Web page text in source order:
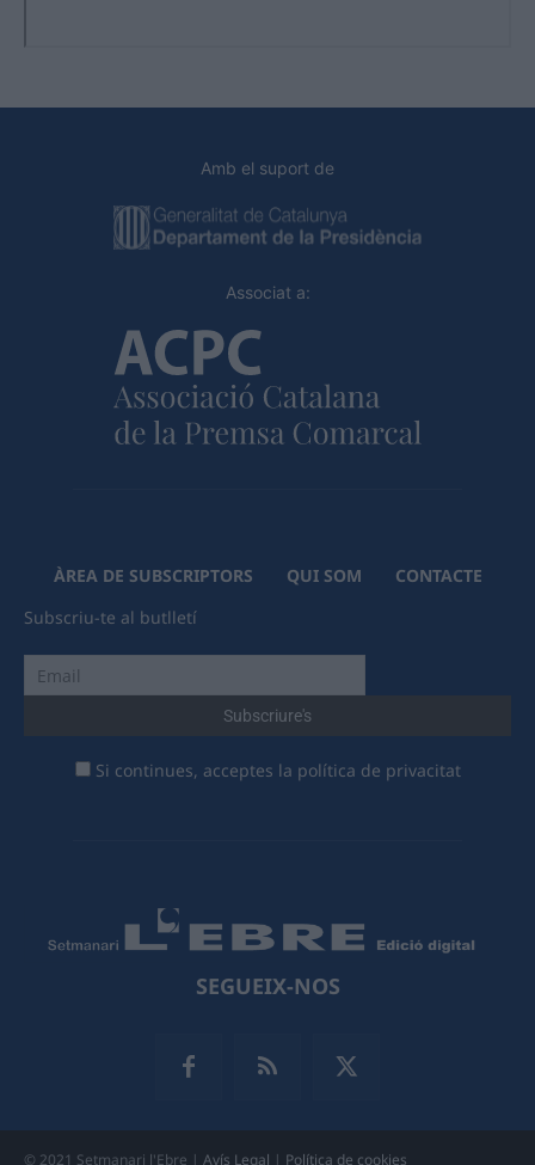
Amb el suport de
Associat a:
ÀREA DE SUBSCRIPTORS QUI SOM
CONTACTE
Subscriu-te al butlletí
Si continues, acceptes la política de privacitat
SEGUEIX-NOS
© 2021 Setmanari l'Ebre | Avís Legal | Política de cookies